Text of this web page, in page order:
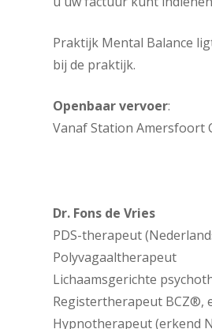
Praktijk Mental Balance
bij de praktijk.
Openbaar vervoer:
Vanaf Station Amersfoort
Dr. Fons de Vries
PDS-therapeut
Polyvagaaltherapeut
Lichaamsgerichte
Registertherapeut BCZ®,
Hypnotherapeut (erkend